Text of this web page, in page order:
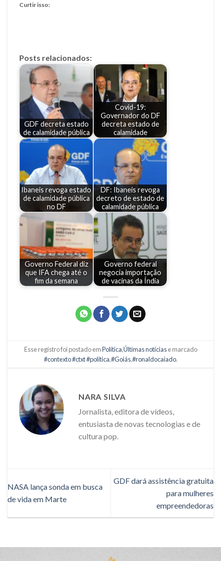
Curtir isso:
Posts relacionados:
GDF decreta estado
de calamidade pública
Covid-19:
Governador do DF
decreta estado de
calamidade
Ibaneis revoga estado
de calamidade pública
no DF
DF: Ibaneis revoga
decreto de estado de
calamidade pública
Governo Federal diz
que IFA chega até o
fim da semana
Governo federal
negocia importação
de vacinas da Índia
Esse registro foi postado emPolítica,Últimas notíciase marcado
#contexto #ctxt #política,#Goiás,#ronaldocaiado.
NARA SILVA
Jornalista, editora de vídeos,
entusiasta de novas tecnologias e de
cultura pop.
NASA lança sonda em busca
de vida em Marte
GDF dará assistência gratuita
para mulheres
empreendedoras